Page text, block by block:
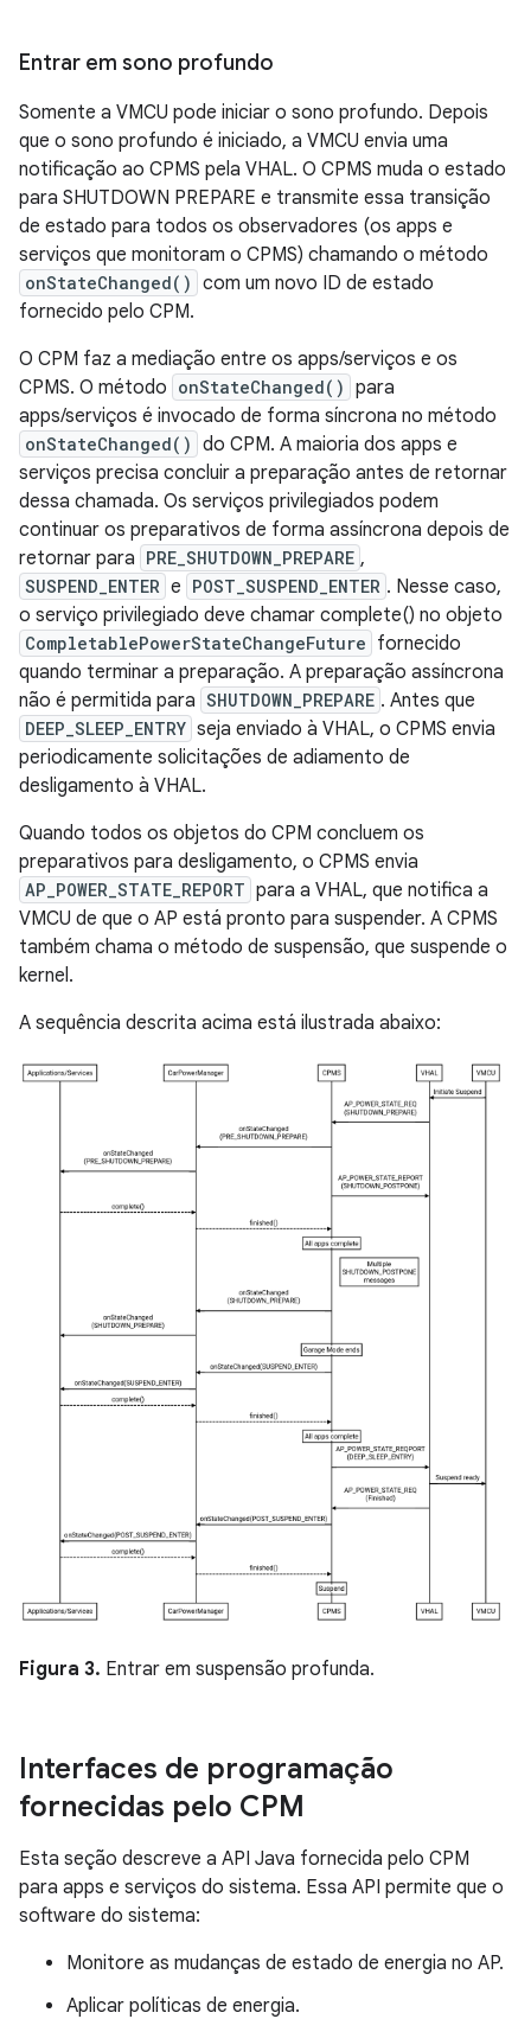
Entrar em sono profundo
Somente a VMCU pode iniciar o sono profundo. Depois
que o sono profundo é iniciado, a VMCU envia uma
notificação ao CPMS pela VHAL. O CPMS muda o estado
para SHUTDOWN PREPARE e transmite essa transição
de estado para todos os observadores (os apps e
serviços que monitoram o CPMS) chamando o método
onStateChanged() com um novo ID de estado
fornecido pelo CPM.
O CPM faz a mediação entre os apps/serviços e os
CPMS. O método onStateChanged() para
apps/serviços é invocado de forma síncrona no método
onStateChanged() do CPM. A maioria dos apps e
serviços precisa concluir a preparação antes de retornar
dessa chamada. Os serviços privilegiados podem
continuar os preparativos de forma assíncrona depois de
retornar para PRE_SHUTDOWN_PREPARE ,
SUSPEND_ENTER e POST_SUSPEND_ENTER . Nesse caso,
o serviço privilegiado deve chamar complete() no objeto
CompletablePowerStateChangeFuture fornecido
quando terminar a preparação. A preparação assíncrona
não é permitida para SHUTDOWN_PREPARE . Antes que
DEEP_SLEEP_ENTRY seja enviado à VHAL, o CPMS envia
periodicamente solicitações de adiamento de
desligamento à VHAL.
Quando todos os objetos do CPM concluem os
preparativos para desligamento, o CPMS envia
AP_POWER_STATE_REPORT para a VHAL, que notifica a
VMCU de que o AP está pronto para suspender. A CPMS
também chama o método de suspensão, que suspende o
kernel.
A sequência descrita acima está ilustrada abaixo:
Figura 3. Entrar em suspensão profunda.
Interfaces de programação
fornecidas pelo CPM
Esta seção descreve a API Java fornecida pelo CPM
para apps e serviços do sistema. Essa API permite que o
software do sistema:
Monitore as mudanças de estado de energia no AP.
Aplicar políticas de energia.